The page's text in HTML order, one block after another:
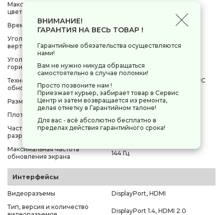
Максимальное количество
цветов
Время отклика пикселя (GtG)
Угол обзора по
вертикали(градус)
Угол обзора по
горизонтали(градус)
178°
Технология динамического
обновления экрана
AMD FreeSync, NVIDIA G-SYNC
Размер пикселя
274 мкм
Плотность пикселей
Частота при максимальном
разрешении
144 Гц
Максимальная частота
обновления экрана
144 Гц
Интерфейсы
Видеоразъемы
DisplayPort, HDMI
Тип, версия и количество
DisplayPort 1.4, HDMI 2.0
ВНИМАНИЕ!
ГАРАНТИЯ НА ВЕСЬ ТОВАР !
Гарантийные обязательства осуществляются
нами!
Вам не нужно никуда обращаться
самостоятельно в случае поломки!
Просто позвоните нам !
Приезжает курьер, забирает товар в Сервис
Центр и затем возвращается из ремонта,
делая отметку в Гарантийном талоне!
Для вас - всё абсолютно бесплатно в
пределах действия гарантийного срока!